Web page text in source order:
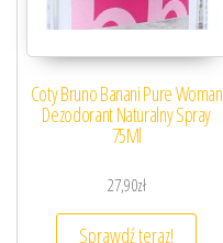
Coty Bruno Banani Pure Woman
Dezodorant Naturalny Spray
75Ml
27,90zł
Sprawdź teraz!